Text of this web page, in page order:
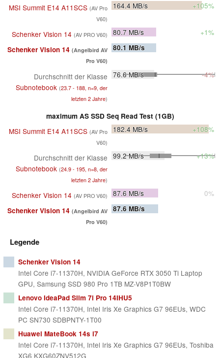
MSI Summit E14 A11SCS (AV Pro
V60)
164.4 MB/s +105%
Schenker Vision 14 (AV PRO V60) 80.7 MB/s +1%
Schenker Vision 14 (Angelbird AV
Pro V60)
80.1 MB/s
Durchschnitt der Klasse
Subnotebook (23.7 - 188, n=9, der
letzten 2 Jahre)
76.6MB/s -4%
maximum AS SSD Seq Read Test (1GB)
MSI Summit E14 A11SCS (AV Pro
V60)
182.4 MB/s +108%
Durchschnitt der Klasse
Subnotebook (24.9 - 195, n=8, der
letzten 2 Jahre)
99.2MB/s +13%
Schenker Vision 14 (AV PRO V60) 87.6 MB/s 0%
Schenker Vision 14 (Angelbird AV
Pro V60)
87.6 MB/s
Legende
Schenker Vision 14
Intel Core i7-11370H, NVIDIA GeForce RTX 3050 Ti Laptop
GPU, Samsung SSD 980 Pro 1TB MZ-V8P1T0BW
Lenovo IdeaPad Slim 7i Pro 14IHU5
Intel Core i7-11370H, Intel Iris Xe Graphics G7 96EUs, WDC
PC SN730 SDBPNTY-1T00
Huawei MateBook 14s i7
Intel Core i7-11370H, Intel Iris Xe Graphics G7 96EUs, Toshiba
XG6 KXG60ZNV512G